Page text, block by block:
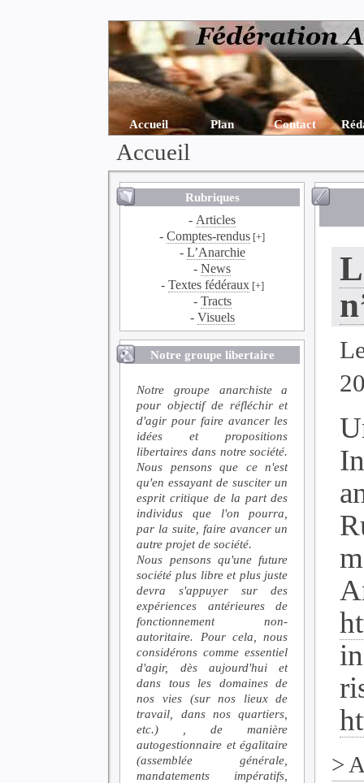
Accueil Plan Contact
Accueil
Rubriques
- Articles
-Comptes-rendus [+]
- L’Anarchie
-News
- Textes fédéraux[+]
- Tracts
- Visuels
Notre groupe libertaire
Notre groupe anarchiste a
pour objectif de réfléchir et
d'agir pour faire avancer les
idées et propositions
libertaires dans notre société.
Nous pensons que ce n'est
qu'en essayant de susciter un
esprit critique de la part des
individus que l'on pourra,
par la suite, faire avancer un
autre projet de société.
Nous pensons qu'une future
société plus libre et plus juste
devra s'appuyer sur des
expériences antérieures de
fonctionnement non-
autoritaire. Pour cela, nous
considérons comme essentiel
d'agir, dès aujourd'hui et
dans tous les domaines de
nos vies (sur nos lieux de
travail, dans nos quartiers,
etc.) , de manière
autogestionnaire et égalitaire
(assemblée générale,
mandatements impératifs,
>